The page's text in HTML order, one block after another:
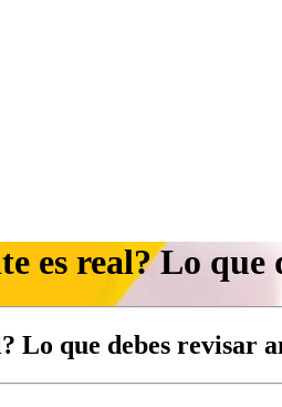
es real? Lo
Lo que debes revisar